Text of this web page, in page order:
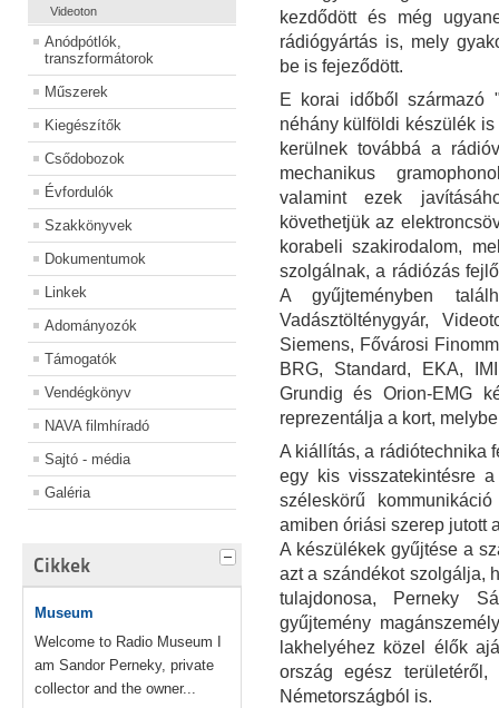
Videoton
Anódpótlók,
transzformátorok
Műszerek
Kiegészítők
Csődobozok
Évfordulók
Szakkönyvek
Dokumentumok
Linkek
Adományozók
Támogatók
Vendégkönyv
NAVA filmhíradó
Sajtó - média
Galéria
Cikkek
Museum
Welcome to Radio Museum I
am Sandor Perneky, private
collector and the owner...
kezdődött és még
rádiógyártás is, mely
be is fejeződött.
E korai időből származó
néhány külföldi készülék
kerülnek továbbá a
mechanikus
valamint ezek
követhetjük az
korabeli szakirodalom,
szolgálnak, a rádiózás
A gyűjteményben
Vadásztölténygyár,
Siemens, Fővárosi
BRG, Standard, EKA,
Grundig és Orion-EMG
reprezentálja a kort,
A kiállítás, a rádiótechnika
egy kis visszatekintésre
széleskörű
amiben óriási szerep jutott
A készülékek gyűjtése a
azt a szándékot szolgálja,
tulajdonosa, Perneky
gyűjtemény
lakhelyéhez közel élők
ország egész
Németországból is.